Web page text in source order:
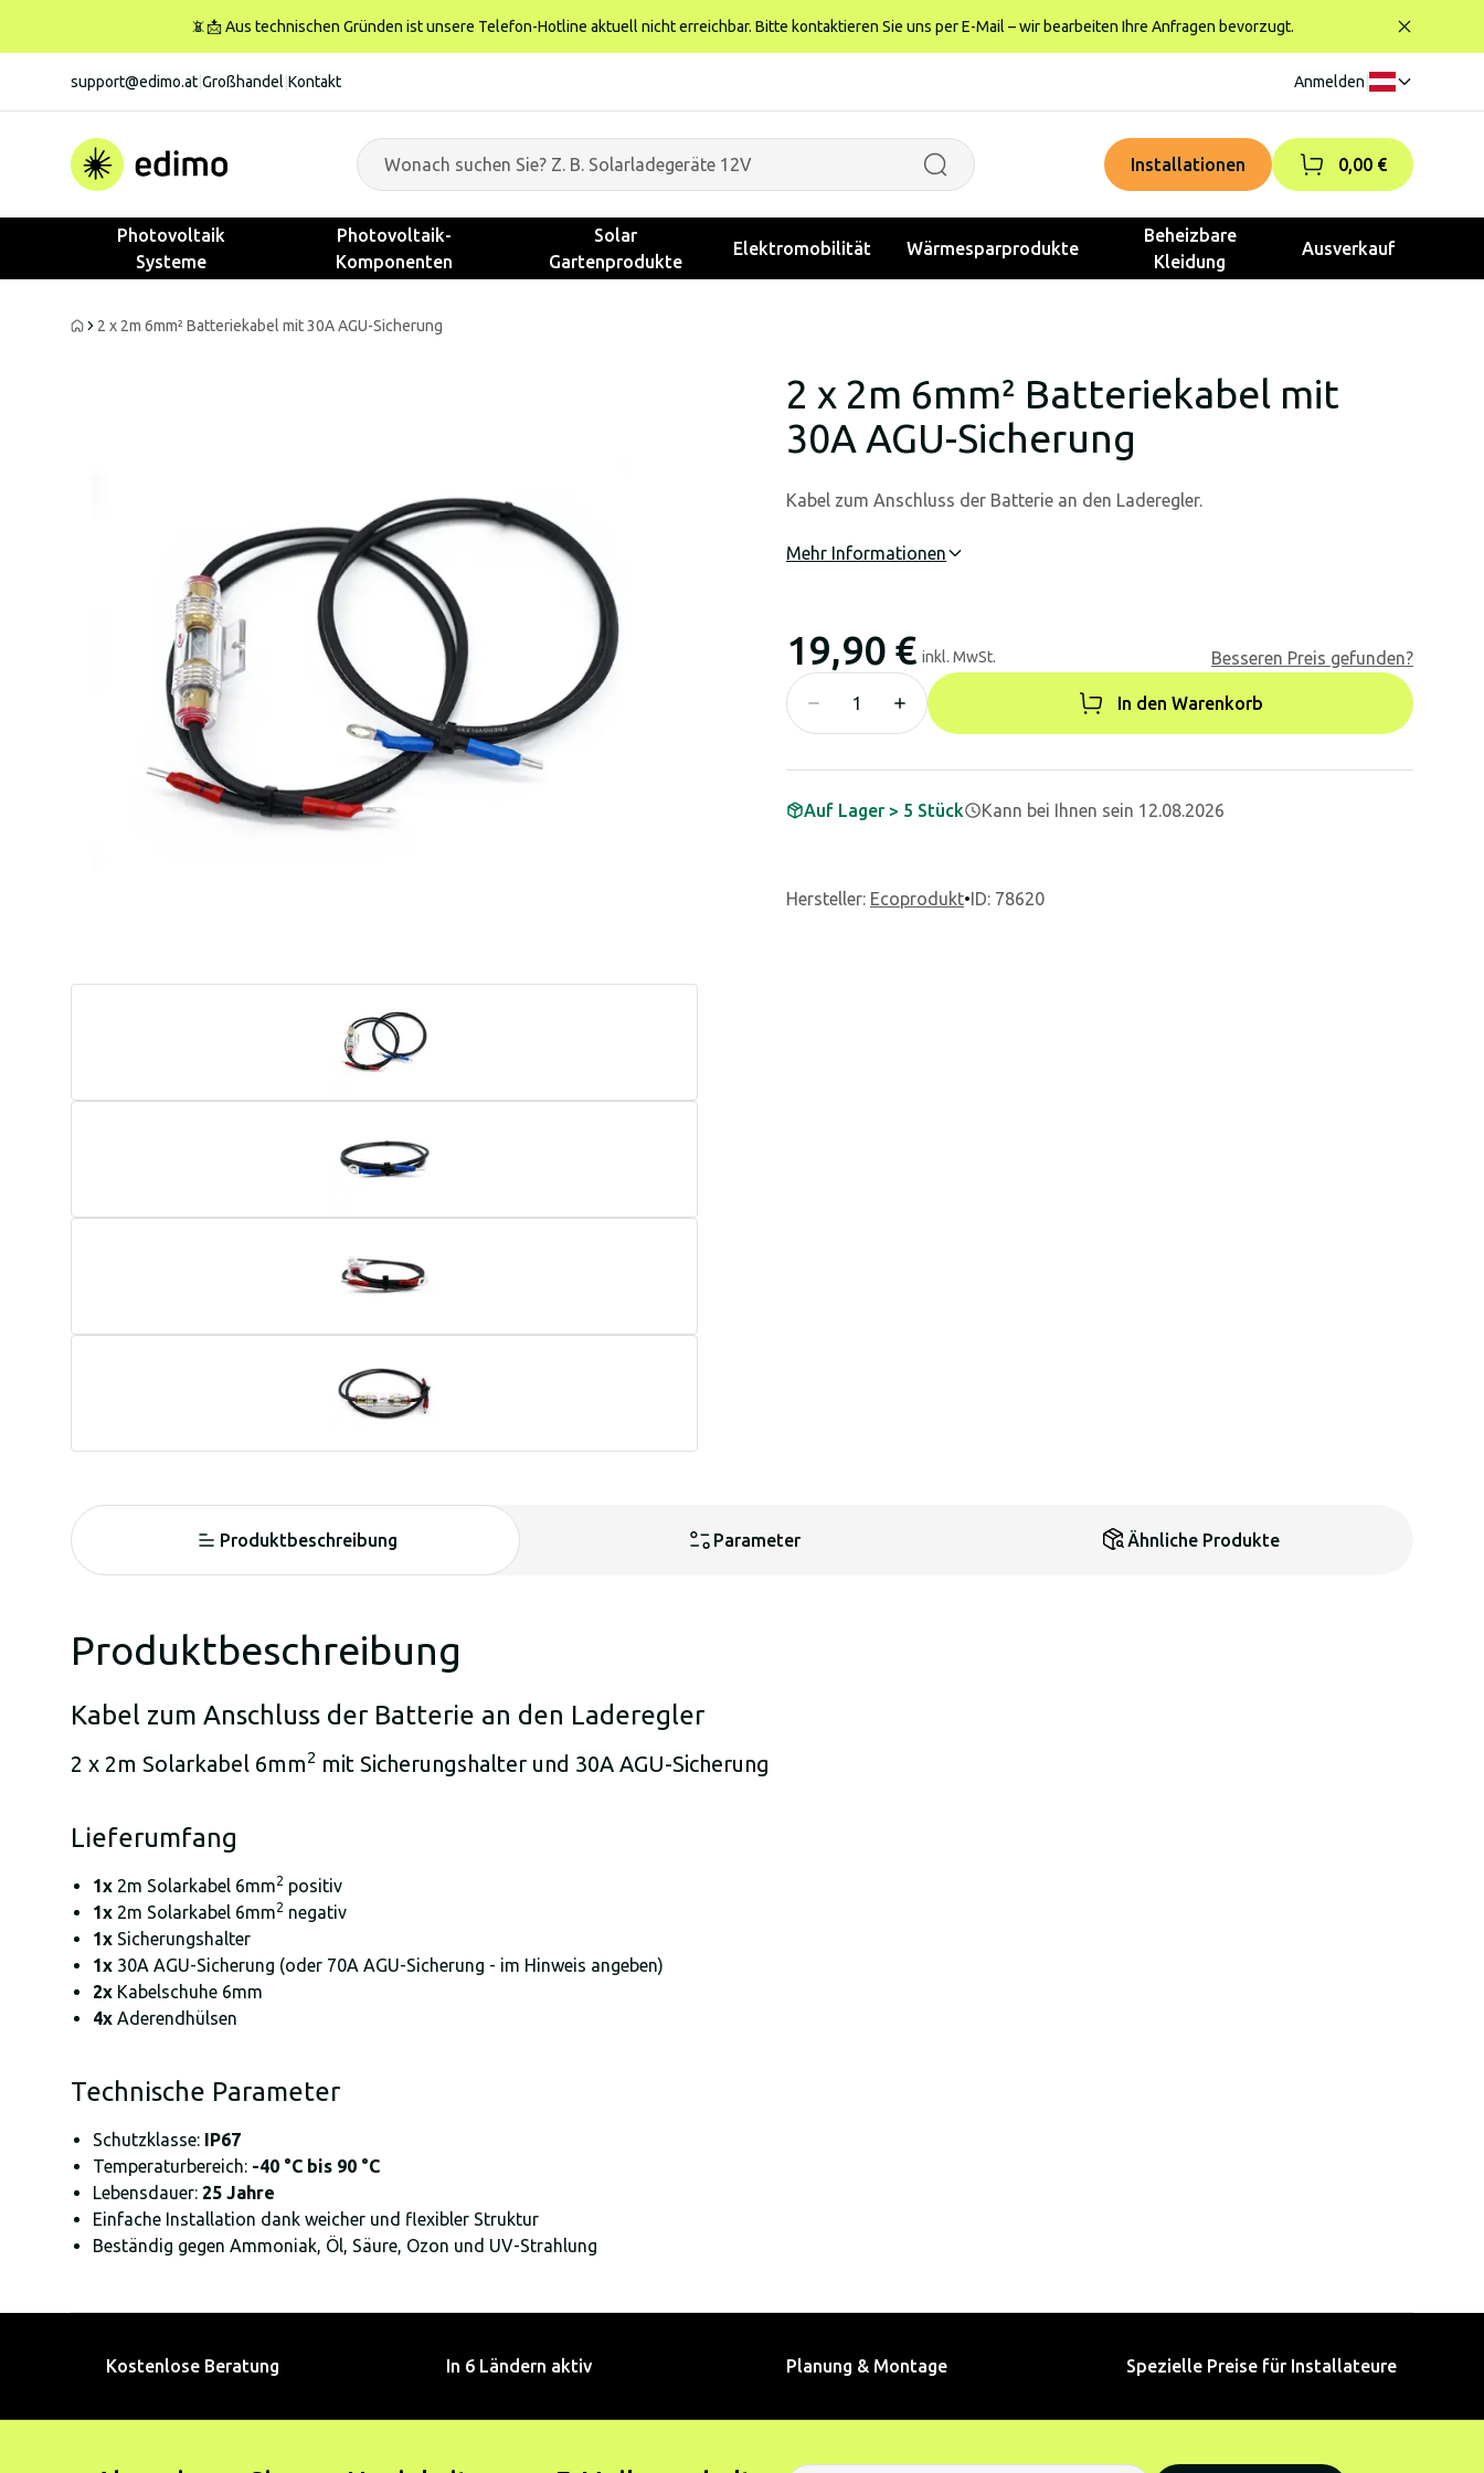
📵📩 Aus technischen Gründen ist unsere Telefon-Hotline aktuell nicht erreichbar. Bitte kontaktieren Sie uns per E-Mail – wir bearbeiten Ihre Anfragen bevorzugt.
support@edimo.at Großhandel Kontakt Anmelden
Installationen 0,00 €
Photovoltaik
Systeme
Photovoltaik-
Komponenten
Solar
Gartenprodukte
Elektromobilität Wärmesparprodukte
Beheizbare
Kleidung
Ausverkauf
2 x 2m 6mm² Batteriekabel mit 30A AGU-Sicherung
2 x 2m 6mm² Batteriekabel mit
30A AGU-Sicherung
Kabel zum Anschluss der Batterie an den Laderegler.
Mehr Informationen
19,90 € inkl. MwSt. Besseren Preis gefunden?
In den Warenkorb
Auf Lager > 5 Stück Kann bei Ihnen sein 12.08.2026
Hersteller: Ecoprodukt•ID: 78620
Produktbeschreibung Parameter Ähnliche Produkte
Produktbeschreibung
Kabel zum Anschluss der Batterie an den Laderegler
2 x 2m Solarkabel 6mm2 mit Sicherungshalter und 30A AGU-Sicherung
Lieferumfang
1x 2m Solarkabel 6mm2 positiv
1x 2m Solarkabel 6mm2 negativ
1x Sicherungshalter
1x 30A AGU-Sicherung (oder 70A AGU-Sicherung - im Hinweis angeben)
2x Kabelschuhe 6mm
4x Aderendhülsen
Technische Parameter
Schutzklasse: IP67
Temperaturbereich: -40 °C bis 90 °C
Lebensdauer: 25 Jahre
Einfache Installation dank weicher und flexibler Struktur
Beständig gegen Ammoniak, Öl, Säure, Ozon und UV-Strahlung
Kostenlose Beratung In 6 Ländern aktiv Planung & Montage Spezielle Preise für Installateure